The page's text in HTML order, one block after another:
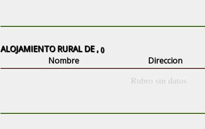
ALOJAMIENTO RURAL DE ,()
Nombre Direccion
Rubro sin datos